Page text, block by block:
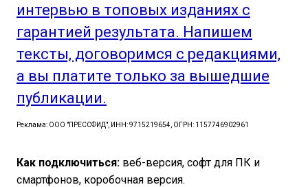
интервью в топовых изданиях с
гарантией результата. Напишем
тексты, договоримся с редакциями,
а вы платите только за вышедшие
публикации.
Реклама: ООО "ПРЕССФИД", ИНН: 9715219654, ОГРН: 1157746902961
Как подключиться: веб-версия, софт для ПК и
смартфонов, коробочная версия.